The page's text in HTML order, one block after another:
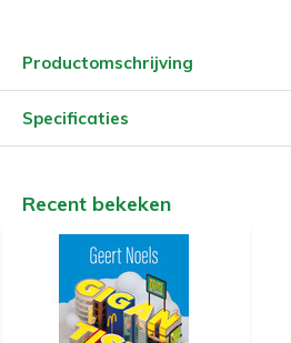
Productomschrijving
Specificaties
Recent bekeken